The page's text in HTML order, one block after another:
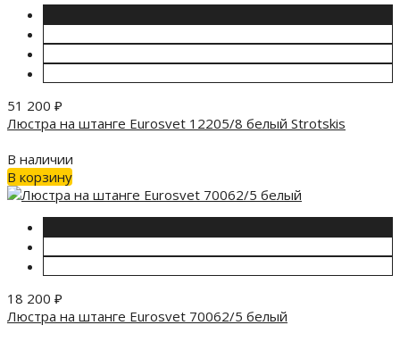
51 200 ₽
Люстра на штанге Eurosvet 12205/8 белый Strotskis
В наличии
В корзину
18 200 ₽
Люстра на штанге Eurosvet 70062/5 белый